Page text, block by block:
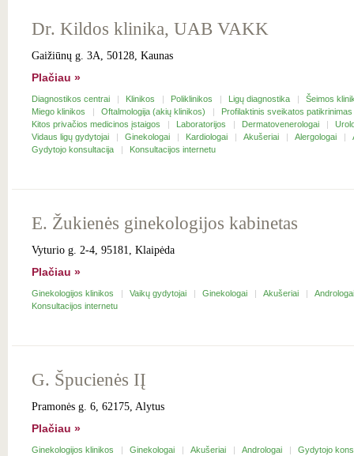
Dr. Kildos klinika, UAB VAKK
Gaižiūnų g. 3A, 50128, Kaunas
Plačiau »
Diagnostikos centrai Klinikos Poliklinikos Ligų diagnostika
Šeimos
Miego klinikos
Oftalmologija (akių klinikos)
Profilaktinis sveikatos patikrinimas
Kitos privačios medicinos įstaigos
Laboratorijos Dermatovenerologai
Vidaus ligų gydytojai
Ginekologai Kardiologai Akušeriai Alergologai
Gydytojo konsultacija
Konsultacijos internetu
E. Žukienės ginekologijos kabinetas
Vyturio g. 2-4, 95181, Klaipėda
Plačiau »
Ginekologijos klinikos Vaikų gydytojai Ginekologai Akušeriai
Konsultacijos internetu
G. Špucienės IĮ
Pramonės g. 6, 62175, Alytus
Plačiau »
Ginekologijos klinikos Ginekologai Akušeriai Andrologai Gydytojo